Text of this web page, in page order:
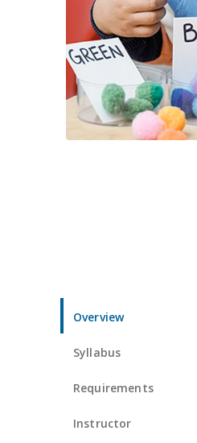
Overview
Syllabus
Requirements
Instructor